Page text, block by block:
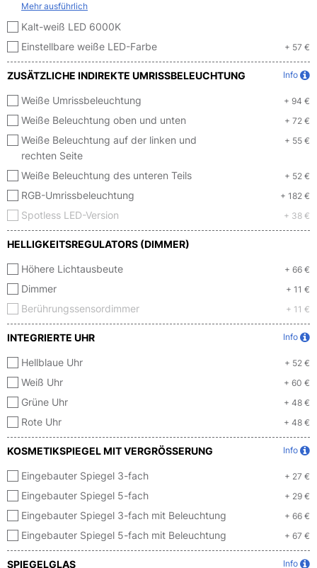
Mehr ausführlich
Kalt-weiß LED 6000K
Einstellbare weiße LED-Farbe
+ 57 €
ZUSÄTZLICHE INDIREKTE UMRISSBELEUCHTUNG Info
Weiße Umrissbeleuchtung + 94 €
Weiße Beleuchtung oben und unten + 72 €
Weiße Beleuchtung auf der linken und
rechten Seite
+ 55 €
Weiße Beleuchtung des unteren Teils + 52 €
RGB-Umrissbeleuchtung + 182 €
Spotless LED-Version + 38 €
HELLIGKEITSREGULATORS (DIMMER)
Höhere Lichtausbeute + 66 €
Dimmer + 11 €
Berührungssensordimmer + 11 €
INTEGRIERTE UHR Info
Hellblaue Uhr + 52 €
Weiß Uhr + 60 €
Grüne Uhr + 48 €
Rote Uhr + 48 €
KOSMETIKSPIEGEL MIT VERGRÖSSERUNG Info
Eingebauter Spiegel 3-fach + 27 €
Eingebauter Spiegel 5-fach + 29 €
Eingebauter Spiegel 3-fach mit Beleuchtung + 66 €
Eingebauter Spiegel 5-fach mit Beleuchtung + 67 €
SPIEGELGLAS Info